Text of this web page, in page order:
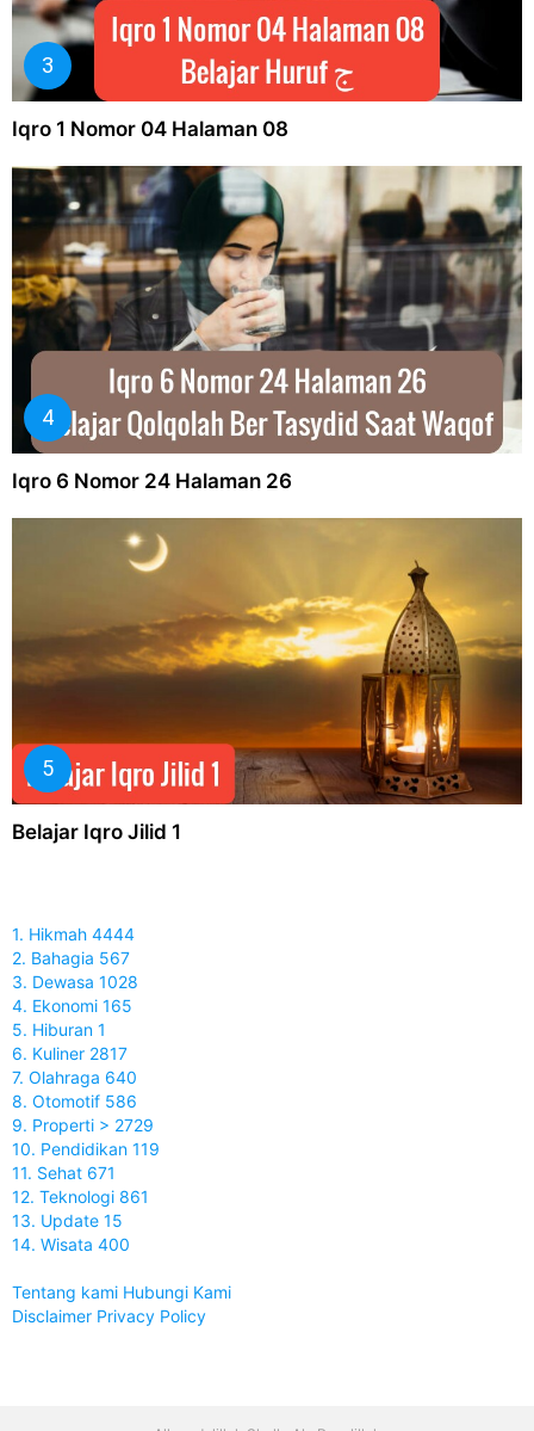
Iqro 1 Nomor 04 Halaman 08
Iqro 6 Nomor 24 Halaman 26
Belajar Iqro Jilid 1
1. Hikmah 4444
2. Bahagia 567
3. Dewasa 1028
4. Ekonomi 165
5. Hiburan 1
6. Kuliner 2817
7. Olahraga 640
8. Otomotif 586
9. Properti > 2729
10. Pendidikan 119
11. Sehat 671
12. Teknologi 861
13. Update 15
14. Wisata 400
Tentang kami Hubungi Kami
Disclaimer Privacy Policy